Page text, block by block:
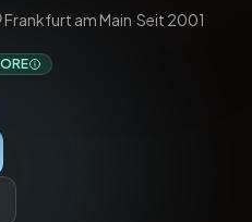
Frankfurt am Main·Seit 2001